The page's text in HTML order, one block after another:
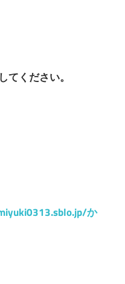
てください。
か